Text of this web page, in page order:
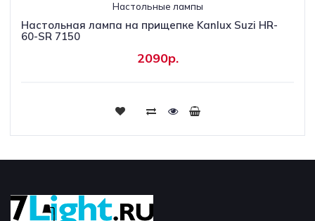
Настольные лампы
Настольная лампа на прищепке Kanlux Suzi HR-
60-SR 7150
2090р.